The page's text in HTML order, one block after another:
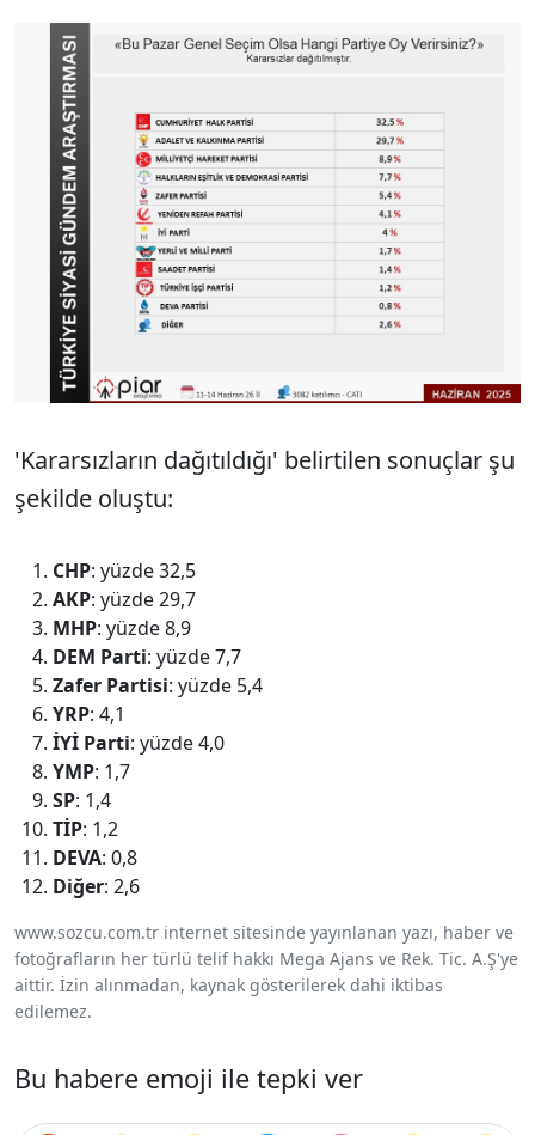
'Kararsızların dağıtıldığı' belirtilen sonuçlar şu
şekilde oluştu:
CHP: yüzde 32,5
AKP: yüzde 29,7
MHP: yüzde 8,9
DEM Parti: yüzde 7,7
Zafer Partisi: yüzde 5,4
YRP: 4,1
İYİ Parti: yüzde 4,0
YMP: 1,7
SP: 1,4
TİP: 1,2
DEVA: 0,8
Diğer: 2,6
www.sozcu.com.tr internet sitesinde yayınlanan yazı, haber ve
fotoğrafların her türlü telif hakkı Mega Ajans ve Rek. Tic. A.Ş'ye
aittir. İzin alınmadan, kaynak gösterilerek dahi iktibas
edilemez.
Bu habere emoji ile tepki ver